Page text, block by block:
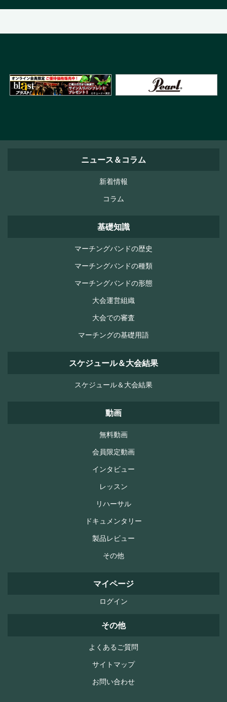
ニュース＆コラム
新着情報
コラム
基礎知識
マーチングバンドの歴史
マーチングバンドの種類
マーチングバンドの形態
大会運営組織
大会での審査
マーチングの基礎用語
スケジュール＆大会結果
スケジュール＆大会結果
動画
無料動画
会員限定動画
インタビュー
レッスン
リハーサル
ドキュメンタリー
製品レビュー
その他
マイページ
ログイン
その他
よくあるご質問
サイトマップ
お問い合わせ